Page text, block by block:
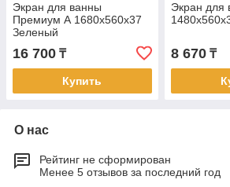
Экран для ванны
Премиум А 1680х560х37
Зеленый
16 700 ₸
Купить
Экран для
8 670₸
О нас
Рейтинг не сформирован
Менее 5 отзывов за последний год